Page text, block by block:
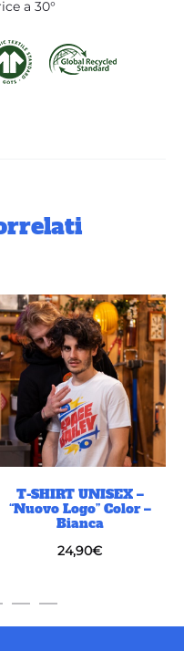
a 30°
T-SHIRT UNISEX –
“Nuovo Logo” Color –
Bianca
24,90€